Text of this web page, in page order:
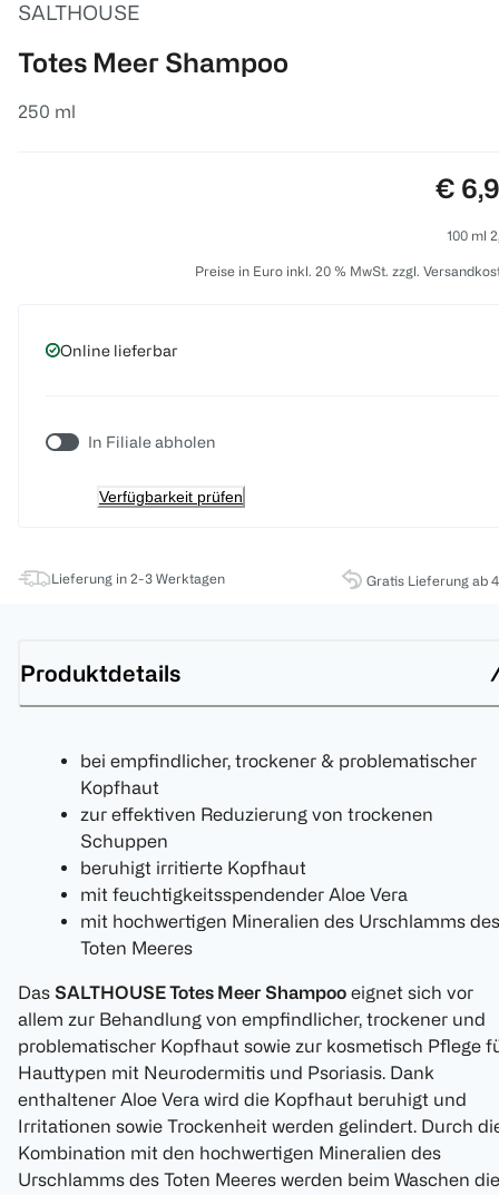
SALTHOUSE
Totes Meer Shampoo
250 ml
€
100 ml
Preise in Euro inkl. 20 % MwSt. zzgl.
Online lieferbar
In Filiale abholen
Verfügbarkeit prüfen
Lieferung in 2-3 Werktagen Gratis Lieferung ab
Produktdetails
bei empfindlicher, trockener & problematischer
Kopfhaut
zur effektiven Reduzierung von trockenen
Schuppen
beruhigt irritierte Kopfhaut
mit feuchtigkeitsspendender Aloe Vera
mit hochwertigen Mineralien des Urschlamms des
Toten Meeres
Das SALTHOUSE Totes Meer Shampoo eignet sich vor
allem zur Behandlung von empfindlicher, trockener und
problematischer Kopfhaut sowie zur kosmetisch Pflege
Hauttypen mit Neurodermitis und Psoriasis. Dank
enthaltener Aloe Vera wird die Kopfhaut beruhigt und
Irritationen sowie Trockenheit werden gelindert. Durch
Kombination mit den hochwertigen Mineralien des
Urschlamms des Toten Meeres werden beim Waschen die